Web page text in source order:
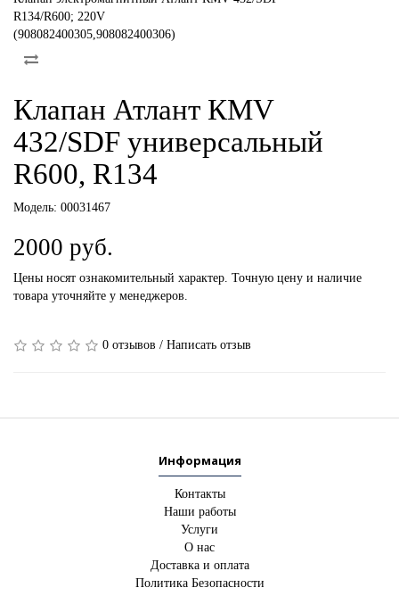
R134/R600; 220V
(908082400305,908082400306)
Клапан Атлант КМV
432/SDF универсальный
R600, R134
Модель: 00031467
2000 руб.
Цены носят ознакомительный характер. Точную цену и наличие
товара уточняйте у менеджеров.
0 отзывов / Написать отзыв
Информация
Контакты
Наши работы
Услуги
О нас
Доставка и оплата
Политика Безопасности